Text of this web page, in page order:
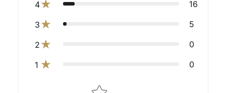
4 16
3 5
2 0
1 0
Star rating